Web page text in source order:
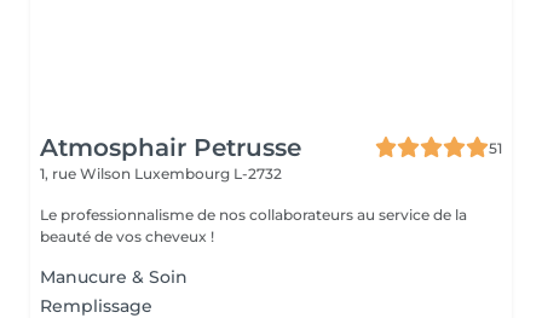
Atmosphair Petrusse
51
1, rue Wilson Luxembourg L-2732
Le professionnalisme de nos collaborateurs au service de la
beauté de vos cheveux !
Manucure & Soin
Remplissage